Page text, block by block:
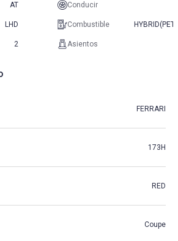
AT Conducir
LHD Combustible
2 Asientos
FERRARI
173H
RED
Coupe